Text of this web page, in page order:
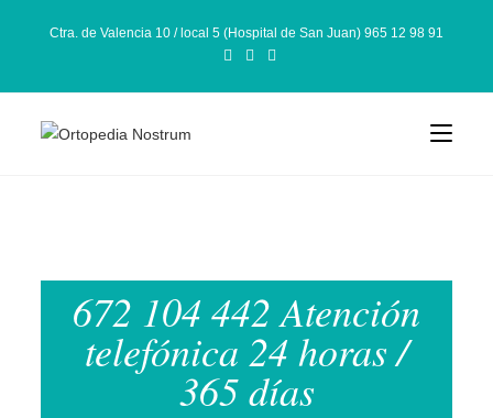
Ctra. de Valencia 10 / local 5 (Hospital de San Juan) 965 12 98 91
672 104 442 Atención
telefónica 24 horas /
365 días